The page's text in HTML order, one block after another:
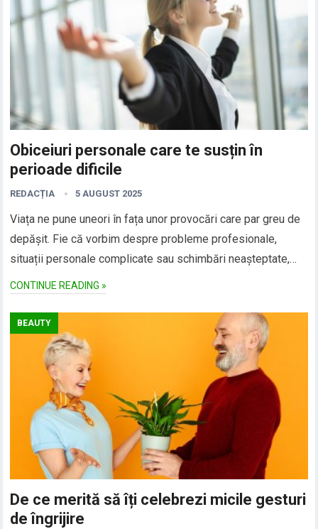
Obiceiuri personale care te susțin în
perioade dificile
REDACȚIA 5 AUGUST 2025
Viața ne pune uneori în fața unor provocări care par greu de
depășit. Fie că vorbim despre probleme profesionale,
situații personale complicate sau schimbări neașteptate,…
CONTINUE READING »
BEAUTY
De ce merită să îți celebrezi micile gesturi
de îngrijire